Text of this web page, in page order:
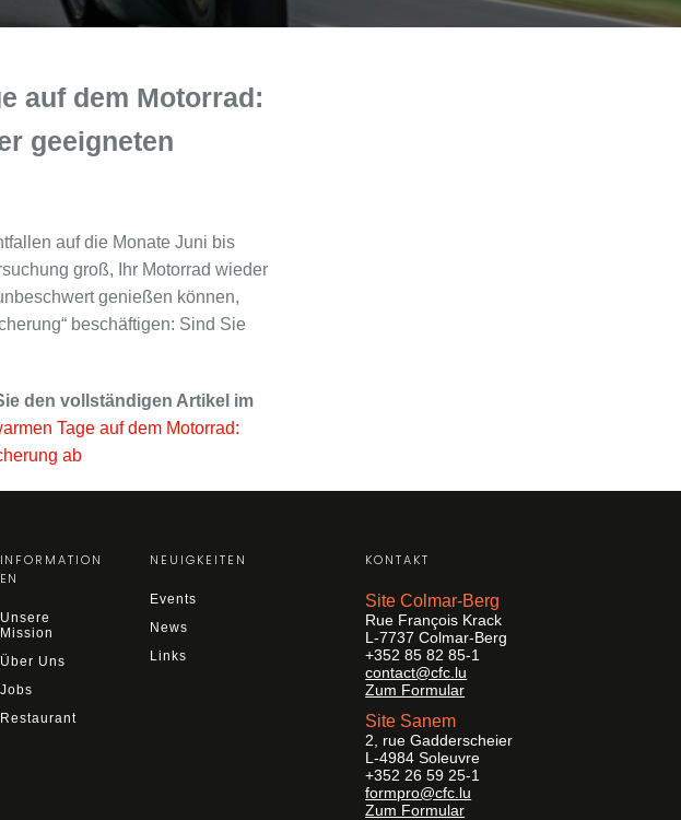
auf dem Motorrad:
geeigneten
auf die Monate Juni bis
groß, Ihr Motorrad wieder
genießen können,
beschäftigen: Sind Sie
den vollständigen Artikel im
Tage auf dem Motorrad:
ab
INFORMATION
EN
Unsere
Mission
Über Uns
Jobs
Restaurant
NEUIGKEITEN
Events
News
Links
KONTAKT
Site Colmar-Berg
Rue François Krack
L-7737 Colmar-Berg
+352 85 82 85-1
contact@cfc.lu
Zum Formular
Site Sanem
2, rue Gadderscheier
L-4984 Soleuvre
+352 26 59 25-1
formpro@cfc.lu
Zum Formular